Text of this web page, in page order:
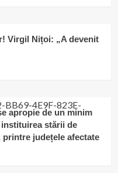
Virgil Nițoi: „A devenit
apropie de un minim
stării de
județele afectate